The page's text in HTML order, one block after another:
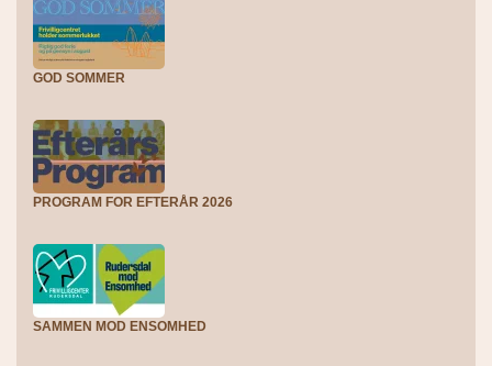
GOD SOMMER
PROGRAM FOR EFTERÅR 2026
SAMMEN MOD ENSOMHED